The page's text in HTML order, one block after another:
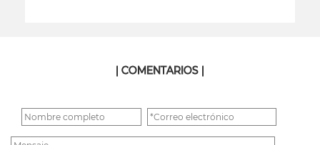
| COMENTARIOS |